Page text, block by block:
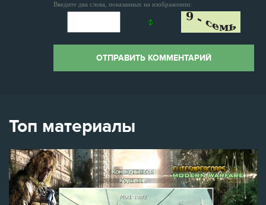
Введите два слова, показанных на изображении:
ОТПРАВИТЬ КОММЕНТАРИЙ
Топ материалы